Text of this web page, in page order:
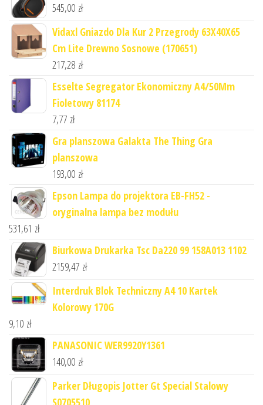
545,00 zł
Vidaxl Gniazdo Dla Kur 2 Przegrody 63X40X65
Cm Lite Drewno Sosnowe (170651)
217,28 zł
Esselte Segregator Ekonomiczny A4/50Mm
Fioletowy 81174
7,77 zł
Gra planszowa Galakta The Thing Gra
planszowa
193,00 zł
Epson Lampa do projektora EB-FH52 -
oryginalna lampa bez modułu
531,61 zł
Biurkowa Drukarka Tsc Da220 99 158A013 1102
2159,47 zł
Interdruk Blok Techniczny A4 10 Kartek
Kolorowy 170G
9,10 zł
PANASONIC WER9920Y1361
140,00 zł
Parker Długopis Jotter Gt Special Stalowy